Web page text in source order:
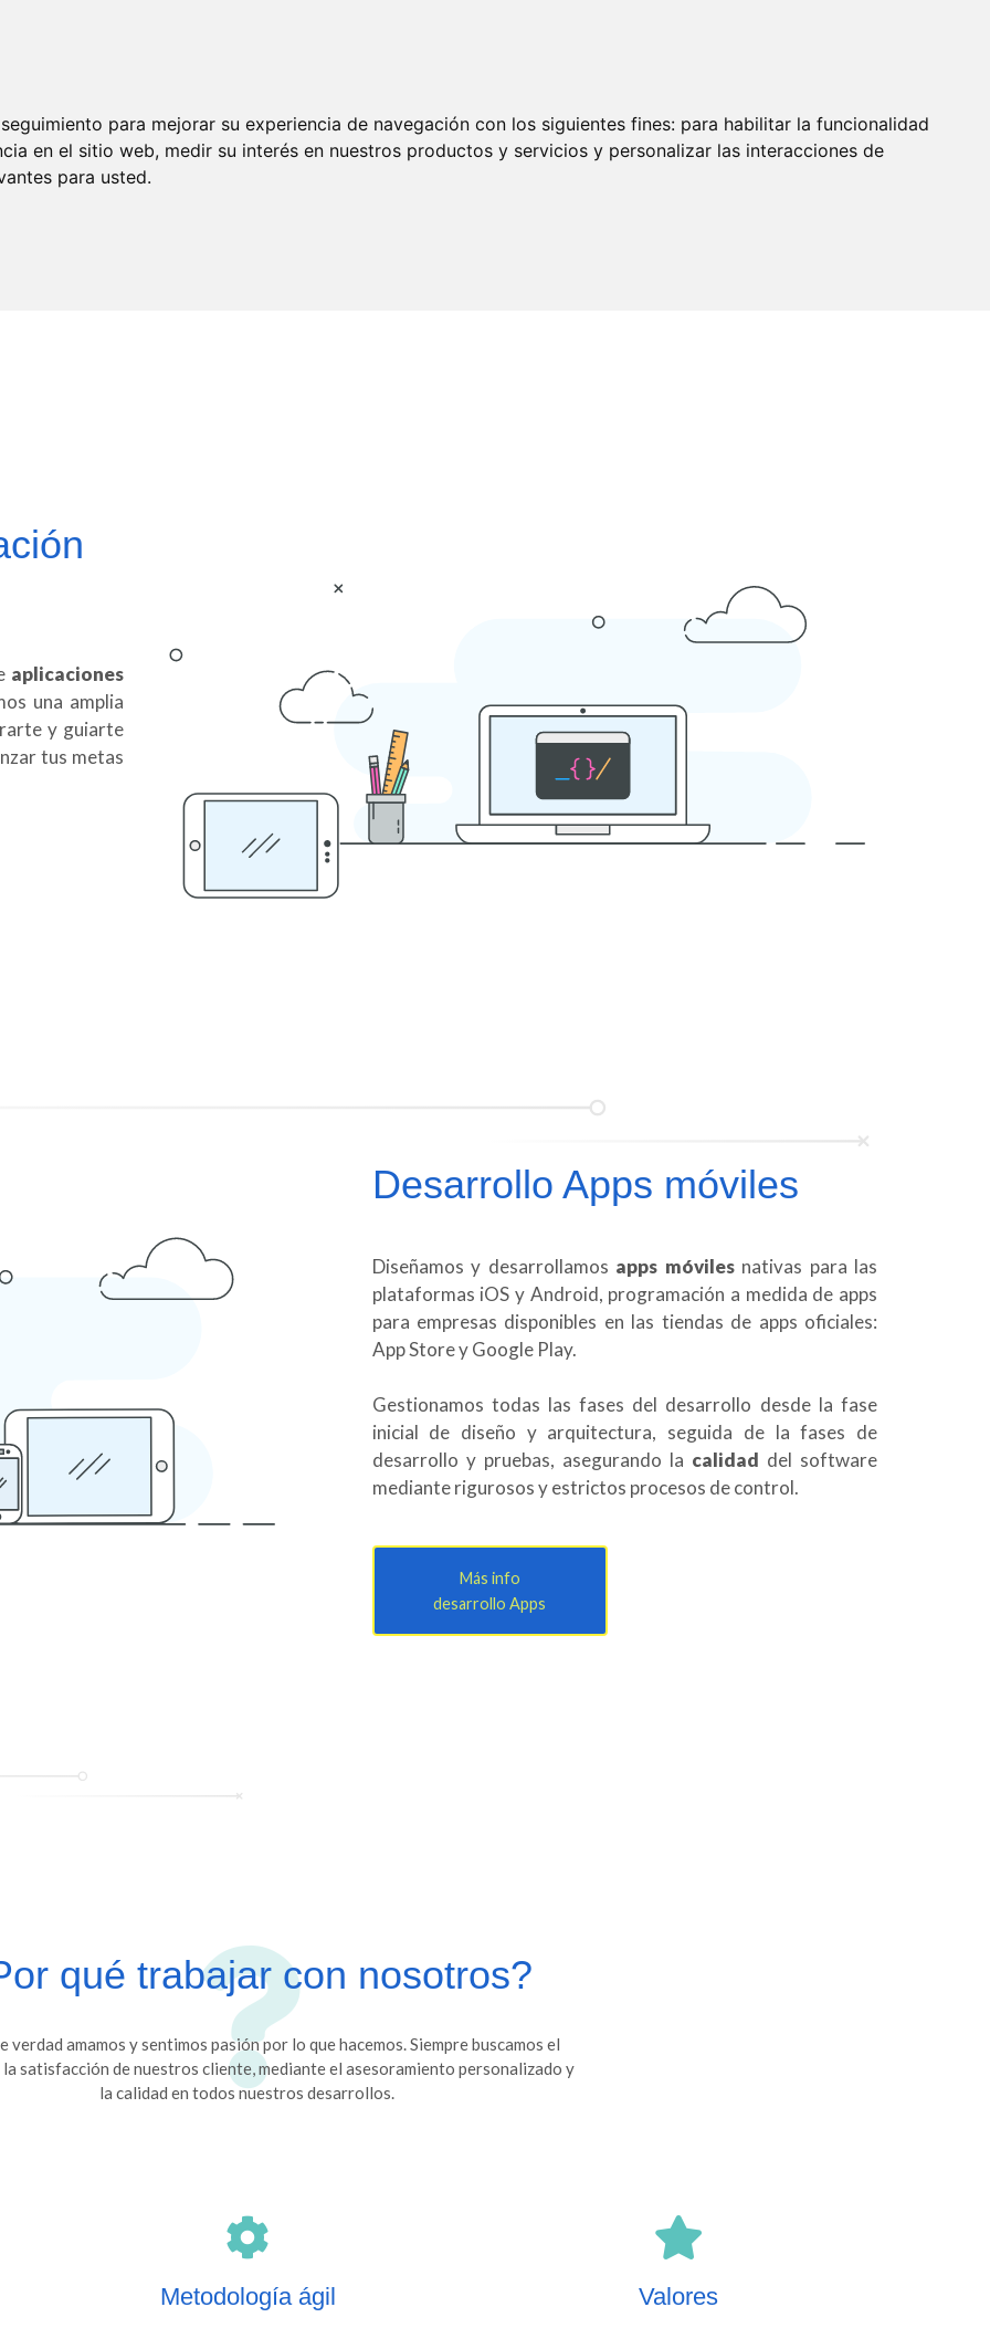
para mejorar su experiencia de navegación con los siguientes fines: para habilitar la funcionalidad
en el sitio web, medir su interés en nuestros productos y servicios y personalizar las interacciones de
para usted.
aplicaciones
una amplia
y guiarte
tus metas
Desarrollo Apps móviles
Diseñamos y desarrollamos apps móvilesnativas para las
plataformas iOS y Android, programación a medida de apps
para empresas disponibles en las tiendas de apps oficiales:
App Store y Google Play.
Gestionamos todas las fases del desarrollo desde la fase
inicial de diseño y arquitectura, seguida de la fases de
desarrollo y pruebas, asegurando la calidad del software
mediante rigurosos y estrictos procesos de control.
Más info
desarrollo Apps
qué trabajar con nosotros?
verdad amamos y sentimos pasión por lo que hacemos. Siempre buscamos el
satisfacción de nuestros cliente, mediante el asesoramiento personalizado y
la calidad en todos nuestros desarrollos.
Metodología ágil Valores